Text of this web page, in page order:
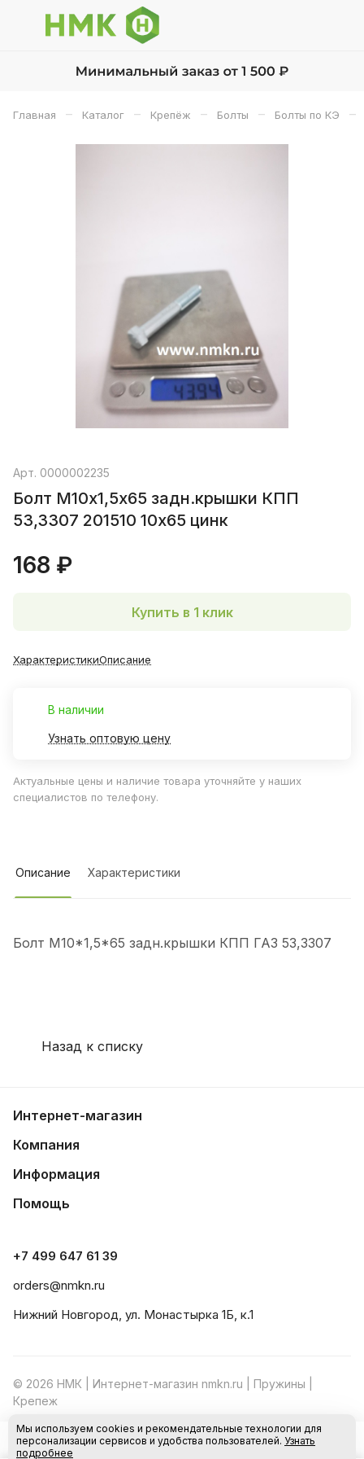
Главная – Каталог – Крепёж – Болты – Болты по КЭ –
Арт. 0000002235
Болт М10х1,5х65 задн.крышки КПП
53,3307 201510 10х65 цинк
168 ₽
В корзину
Купить в 1 клик
ХарактеристикиОписание
В наличии
Узнать оптовую цену
Актуальные цены и наличие товара уточняйте у наших
специалистов по телефону.
Описание Характеристики
Болт М10*1,5*65 задн.крышки КПП ГАЗ 53,3307
Назад к списку
Интернет-магазин
Компания
Информация
Помощь
+7 499 647 61 39
orders@nmkn.ru
Нижний Новгород, ул. Монастырка 1Б, к.1
© 2026 НМК | Интернет-магазин nmkn.ru | Пружины |
Крепеж
Конфиденциальность Оферта
Мы используем cookies и рекомендательные технологии для
персонализации сервисов и удобства пользователей. Узнать
подробнее